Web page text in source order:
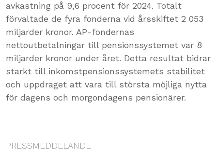
avkastning på 9,6 procent för 2024. Totalt
förvaltade de fyra fonderna vid årsskiftet 2 053
miljarder kronor. AP-fondernas
nettoutbetalningar till pensionssystemet var 8
miljarder kronor under året. Detta resultat bidrar
starkt till inkomstpensionssystemets stabilitet
och uppdraget att vara till största möjliga nytta
för dagens och morgondagens pensionärer.
PRESSMEDDELANDE